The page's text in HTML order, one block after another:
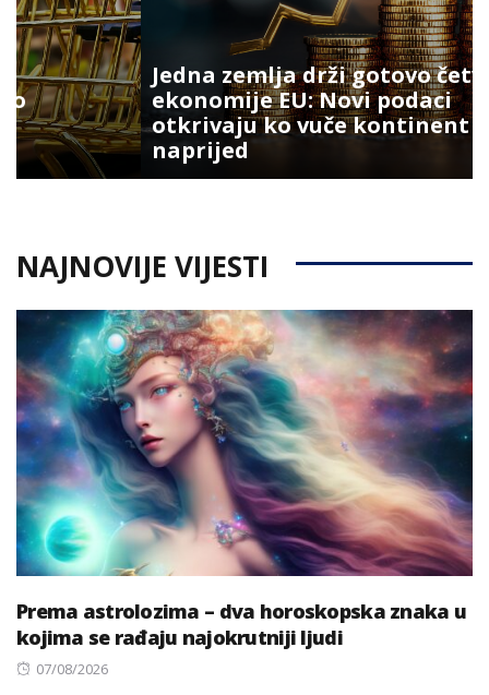
Jedna zemlja drži gotovo četvrtinu
ekonomije EU: Novi podaci
otkrivaju ko vuče kontinent
naprijed
NAJNOVIJE VIJESTI
Prema astrolozima – dva horoskopska znaka u
kojima se rađaju najokrutniji ljudi
Posted
07/08/2026